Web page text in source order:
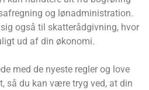
og lønadministration.
også til skatterådgivning, hvor
ud af din økonomi.
med de nyeste regler og love
så du kan være tryg ved, at din